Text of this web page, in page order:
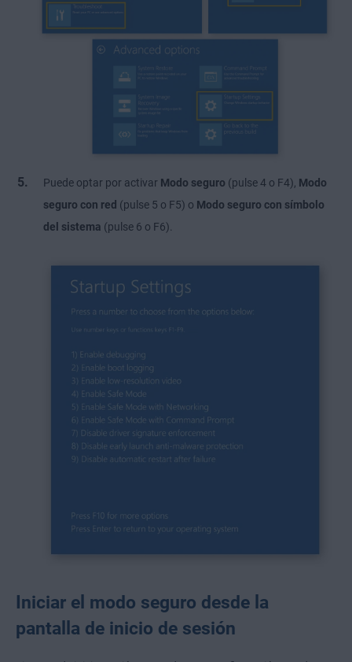
Puede optar por activar Modo seguro (pulse 4 o F4), Modo
seguro con red (pulse 5 o F5) o Modo seguro con símbolo
del sistema (pulse 6 o F6).
Iniciar el modo seguro desde la
pantalla de inicio de sesión